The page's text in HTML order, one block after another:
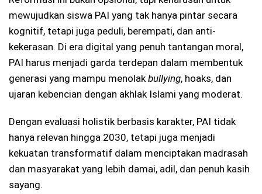
mewujudkan siswa PAI yang tak hanya pintar secara
kognitif, tetapi juga peduli, berempati, dan anti-
kekerasan. Di era digital yang penuh tantangan moral,
PAI harus menjadi garda terdepan dalam membentuk
generasi yang mampu menolak bullying, hoaks, dan
ujaran kebencian dengan akhlak Islami yang moderat.
Dengan evaluasi holistik berbasis karakter, PAI tidak
hanya relevan hingga 2030, tetapi juga menjadi
kekuatan transformatif dalam menciptakan madrasah
dan masyarakat yang lebih damai, adil, dan penuh kasih
sayang.